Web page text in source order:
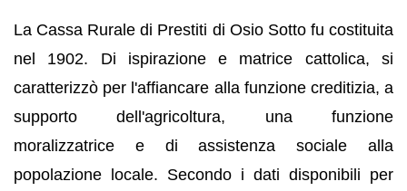
La Cassa Rurale di Prestiti di Osio Sotto fu costituita
nel 1902. Di ispirazione e matrice cattolica, si
caratterizzò per l'affiancare alla funzione creditizia, a
supporto dell'agricoltura, una funzione
moralizzatrice e di assistenza sociale alla
popolazione locale. Secondo i dati disponibili per